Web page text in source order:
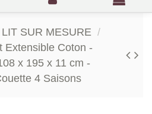
SUR MESURE
Extensible Coton -
x 195 x 11 cm -
4 Saisons